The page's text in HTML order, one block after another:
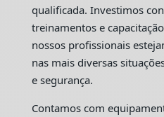
qualificada. Investimos
treinamentos e
nossos profissionais
nas mais diversas
e segurança.
Contamos com